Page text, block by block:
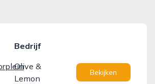
Bedrijf
Olive &
Lemon
Bekijken